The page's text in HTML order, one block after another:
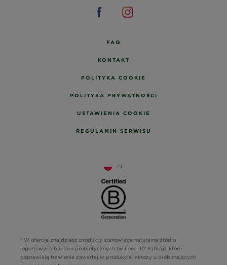
FAQ
KONTAKT
POLITYKA COOKIE
POLITYKA PRYWATNOŚCI
USTAWIENIA COOKIE
REGULAMIN SERWISU
* W ofercie znajdziesz produkty stanowiące naturalne źródło
jogurtowych bakterii probiotycznych (w ilości 10^8 jtk/g), które
poprawiają trawienie zawartej w produkcie laktozy u osób mających
PL